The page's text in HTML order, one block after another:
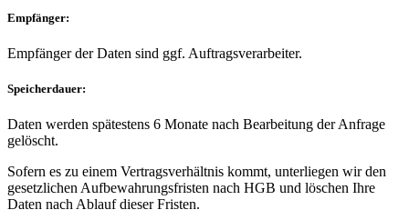
Empfänger:
Empfänger der Daten sind ggf. Auftragsverarbeiter.
Speicherdauer:
Daten werden spätestens 6 Monate nach Bearbeitung der Anfrage
gelöscht.
Sofern es zu einem Vertragsverhältnis kommt, unterliegen wir den
gesetzlichen Aufbewahrungsfristen nach HGB und löschen Ihre
Daten nach Ablauf dieser Fristen.